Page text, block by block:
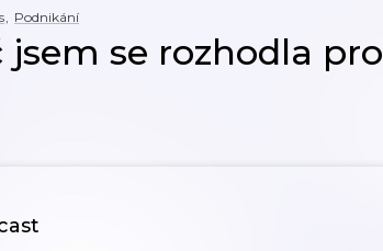
, Podnikání
jsem se rozhodla pro